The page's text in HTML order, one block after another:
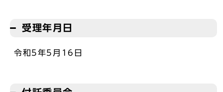
受理年月日
令和5年5月16日